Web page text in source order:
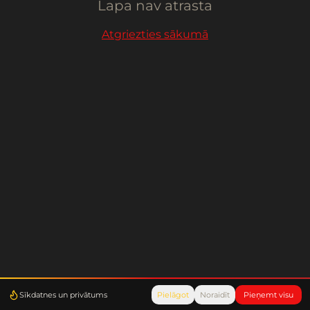
Sīkdatnes un privātums Pielāgot Noraidīt Pieņemt visu
Lapa nav atrasta
Atgriezties sākumā